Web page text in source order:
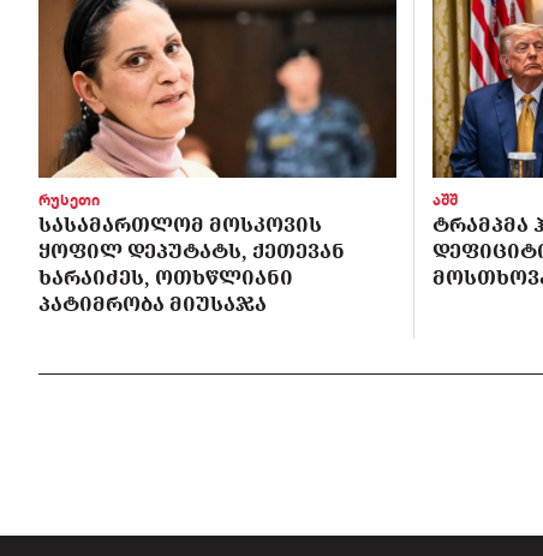
რუსეთი
ᲡᲐᲡᲐᲛᲐᲠᲗᲚᲝᲛ ᲛᲝᲡᲙᲝᲕᲘᲡ
ᲧᲝᲤᲘᲚ ᲓᲔᲞᲣᲢᲐᲢᲡ, ᲥᲔᲗᲔᲕᲐᲜ
ᲮᲐᲠᲐᲘᲫᲔᲡ, ᲝᲗᲮᲬᲚᲘᲐᲜᲘ
ᲞᲐᲢᲘᲛᲠᲝᲑᲐ ᲛᲘᲣᲡᲐᲯᲐ
აშშ
ᲢᲠᲐᲛᲞᲛᲐ